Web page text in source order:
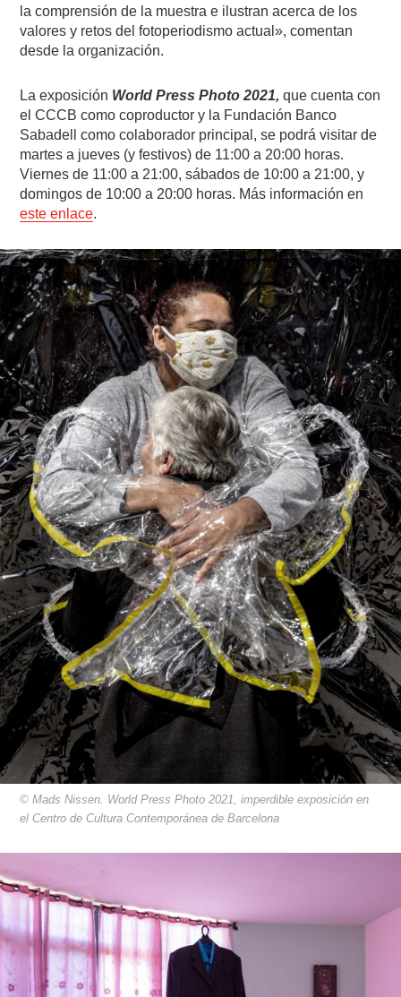
la comprensión de la muestra e ilustran acerca de los
valores y retos del fotoperiodismo actual», comentan
desde la organización.
La exposición World Press Photo 2021, que cuenta con
el CCCB como coproductor y la Fundación Banco
Sabadell como colaborador principal, se podrá visitar de
martes a jueves (y festivos) de 11:00 a 20:00 horas.
Viernes de 11:00 a 21:00, sábados de 10:00 a 21:00, y
domingos de 10:00 a 20:00 horas. Más información en
este enlace.
© Mads Nissen. World Press Photo 2021, imperdible exposición en
el Centro de Cultura Contemporánea de Barcelona